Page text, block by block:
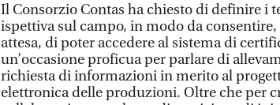
Il Consorzio Contas ha chiesto di definire i
ispettiva sul campo, in modo da
attesa, di poter accedere al sistema di
un’occasione proficua per parlare di
richiesta di informazioni in merito al
elettronica delle produzioni. Oltre che per